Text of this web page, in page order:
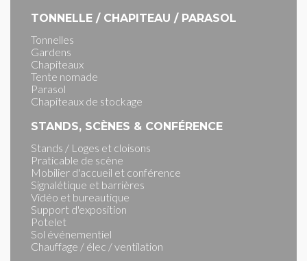
TONNELLE / CHAPITEAU / PARASOL
Tonnelles
Gardens
Chapiteaux
Tente nomade
Parasol
Chapiteaux de stockage
STANDS, SCÈNES & CONFÉRENCE
Stands / Loges et cloisons
Praticable de scène
Mobilier d'accueil et conférence
Signalétique et barrières
Vidéo et bureautique
Support d'exposition
Potelet
Sol événementiel
Chauffage / élec / ventilation